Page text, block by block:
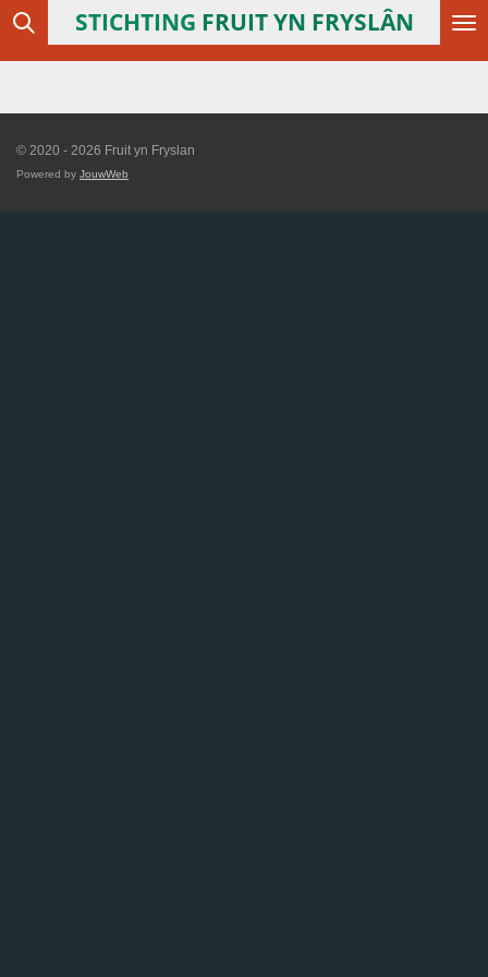
Ga
hoofdinhoud
STICHTING FRUIT YN FRYSLÂN
© 2020 - 2026 Fruit yn Fryslan
Powered by JouwWeb